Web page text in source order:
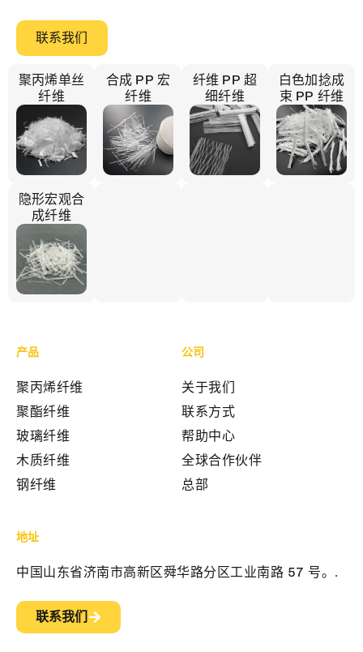
联系我们
聚丙烯单丝
纤维
合成 PP 宏
纤维
纤维 PP 超
细纤维
白色加捻成
束 PP 纤维
隐形宏观合
成纤维
产品
聚丙烯纤维
聚酯纤维
玻璃纤维
木质纤维
钢纤维
公司
关于我们
联系方式
帮助中心
全球合作伙伴
总部
地址
中国山东省济南市高新区舜华路分区工业南路 57 号。.
联系我们